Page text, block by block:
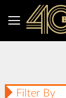
Content
Filter By